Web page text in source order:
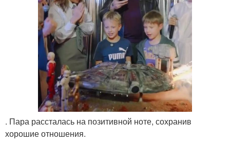
. Пара рассталась на позитивной ноте, сохранив
хорошие отношения.